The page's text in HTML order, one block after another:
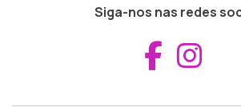
Siga-nos nas redes